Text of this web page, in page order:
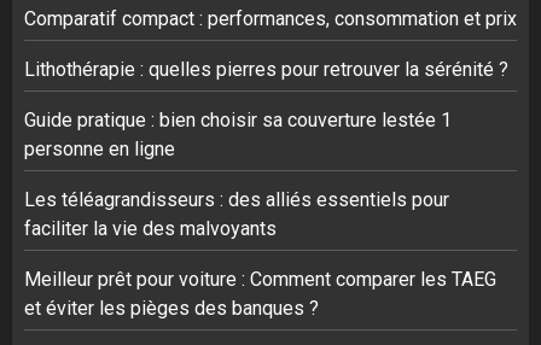
Comparatif compact : performances, consommation et prix
Lithothérapie : quelles pierres pour retrouver la sérénité ?
Guide pratique : bien choisir sa couverture lestée 1
personne en ligne
Les téléagrandisseurs : des alliés essentiels pour
faciliter la vie des malvoyants
Meilleur prêt pour voiture : Comment comparer les TAEG
et éviter les pièges des banques ?